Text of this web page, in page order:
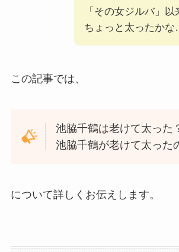
「その女ジルバ」以
ちょっと太ったか
この記事では、
池脇千鶴は老けて太った
池脇千鶴が老けて太った
について詳しくお伝えします。